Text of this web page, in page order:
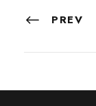
PREV